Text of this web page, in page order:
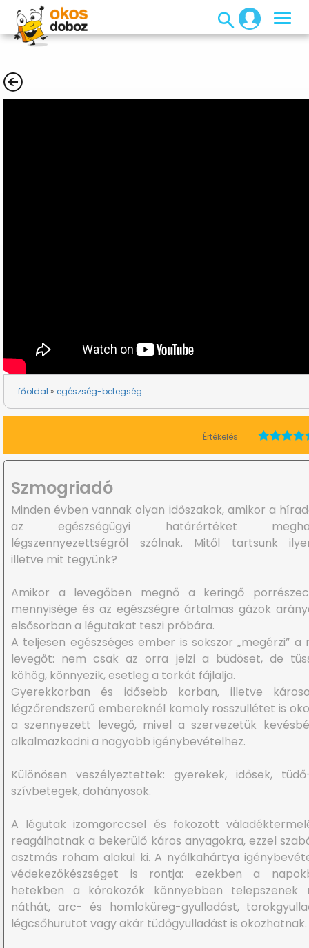
főoldal egészség-betegség
Értékelés
Szmogriadó
Minden évben vannak olyan időszakok, amikor a
az egészségügyi határértéket
légszennyezettségről szólnak. Mitől tartsunk
illetve mit tegyünk?
Amikor a levegőben megnő a keringő
mennyisége és az egészségre ártalmas gázok
elsősorban a légutakat teszi próbára.
A teljesen egészséges ember is sokszor „megérzi” a
levegőt: nem csak az orra jelzi a büdöset, de
köhög, könnyezik, esetleg a torkát fájlalja.
Gyerekkorban és idősebb korban, illetve
légzőrendszerű embereknél komoly rosszullétet is
a szennyezett levegő, mivel a szervezetük
alkalmazkodni a nagyobb igénybevételhez.
Különösen veszélyeztettek: gyerekek, idősek,
szívbetegek, dohányosok.
A légutak izomgörccsel és fokozott
reagálhatnak a bekerülő káros anyagokra, ezzel
asztmás roham alakul ki. A nyálkahártya
védekezőkészséget is rontja: ezekben a
hetekben a kórokozók könnyebben telepszenek
náthát, arc- és homloküreg-gyulladást,
légcsőhurutot vagy akár tüdőgyulladást is okozhatnak.